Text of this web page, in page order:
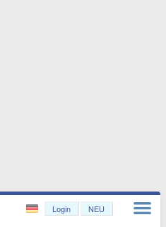
Login NEU